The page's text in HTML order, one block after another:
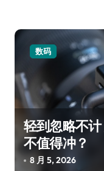
数码
轻到忽略不
不值得冲？
8 月 5, 2026